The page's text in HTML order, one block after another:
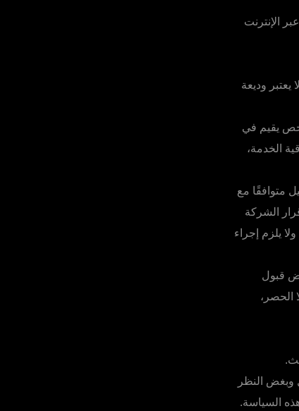
الإنترنت
يعتبر وديعة
يقيم في
الشركة، كما هو منصوص عليه في البند 11.1 من اتفاقية الخدمة،
متوافقًا مع
الشركة
يلزم إجراء
قبول
الحصر،
النظر
السياسة.